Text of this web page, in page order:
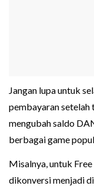
Jangan lupa untuk
pembayaran setelah
mengubah saldo
berbagai game
Misalnya, untuk
dikonversi menjadi